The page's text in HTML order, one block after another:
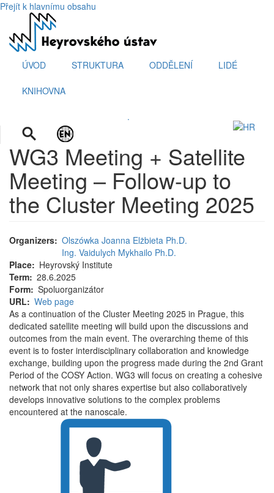
Přejít k hlavnímu obsahu
ÚVOD STRUKTURA ODDĚLENÍ LIDÉ
KNIHOVNA
.
WG3 Meeting + Satellite
Meeting – Follow-up to
the Cluster Meeting 2025
Organizers Olszówka Joanna Elżbieta Ph.D.
Ing. Vaidulych Mykhailo Ph.D.
Place
Heyrovský Institute
Term 28.6.2025
Form Spoluorganizátor
URL
Web page
As a continuation of the Cluster Meeting 2025 in Prague, this
dedicated satellite meeting will build upon the discussions and
outcomes from the main event. The overarching theme of this
event is to foster interdisciplinary collaboration and knowledge
exchange, building upon the progress made during the 2nd Grant
Period of the COSY Action. WG3 will focus on creating a cohesive
network that not only shares expertise but also collaboratively
develops innovative solutions to the complex problems
encountered at the nanoscale.